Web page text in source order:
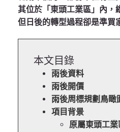
其位於「東頭工業區」內，
但日後的轉型過程卻是準買
本文目錄
雨後資料
雨後開價
雨後周標規劃鳥瞰
項目背景
原屬東頭工